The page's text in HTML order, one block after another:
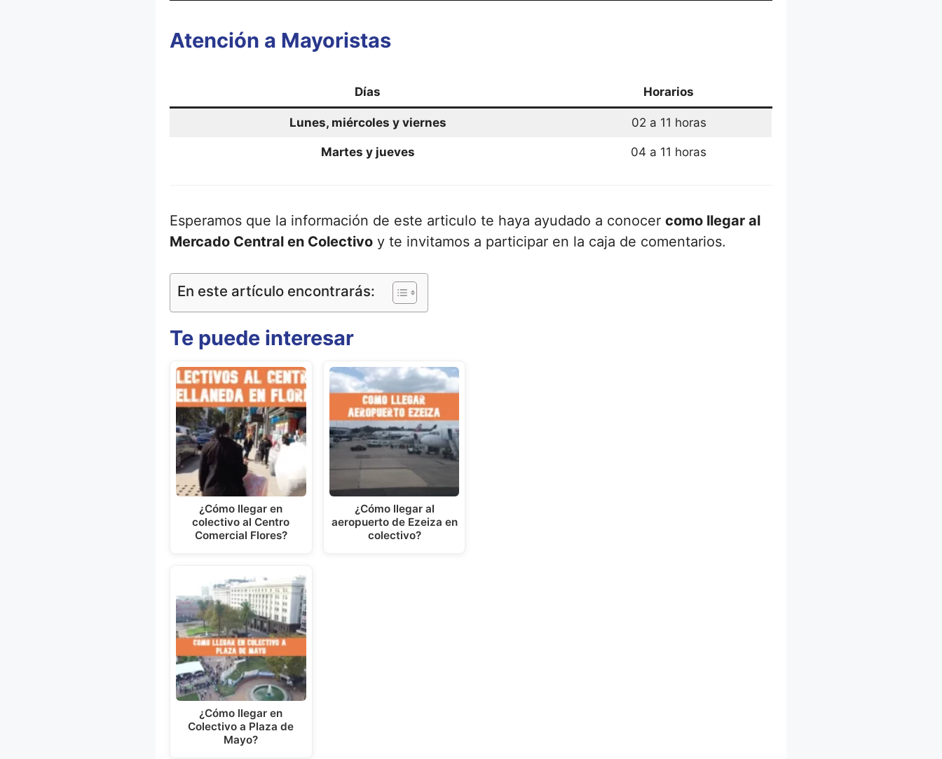
Atención a Mayoristas
Días Horarios
Lunes, miércoles y viernes 02 a 11 horas
Martes y jueves 04 a 11 horas
Esperamos que la información de este articulo te haya ayudado a conocer como llegar al
Mercado Central en Colectivo y te invitamos a participar en la caja de comentarios.
En este artículo encontrarás:
Te puede interesar
¿Cómo llegar en
colectivo al Centro
Comercial Flores?
¿Cómo llegar en
Colectivo a Plaza de
Mayo?
¿Cómo llegar al
aeropuerto de Ezeiza en
colectivo?